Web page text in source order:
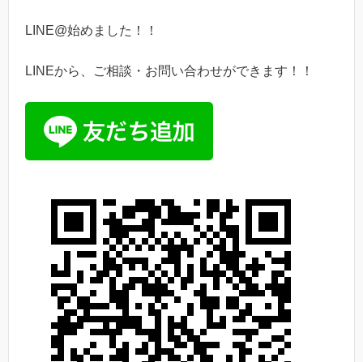
LINE@始めました！！
LINEから、ご相談・お問い合わせができます！！